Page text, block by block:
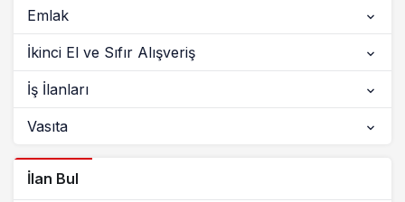
Emlak
İkinci El ve Sıfır Alışveriş
İş İlanları
Vasıta
İlan Bul